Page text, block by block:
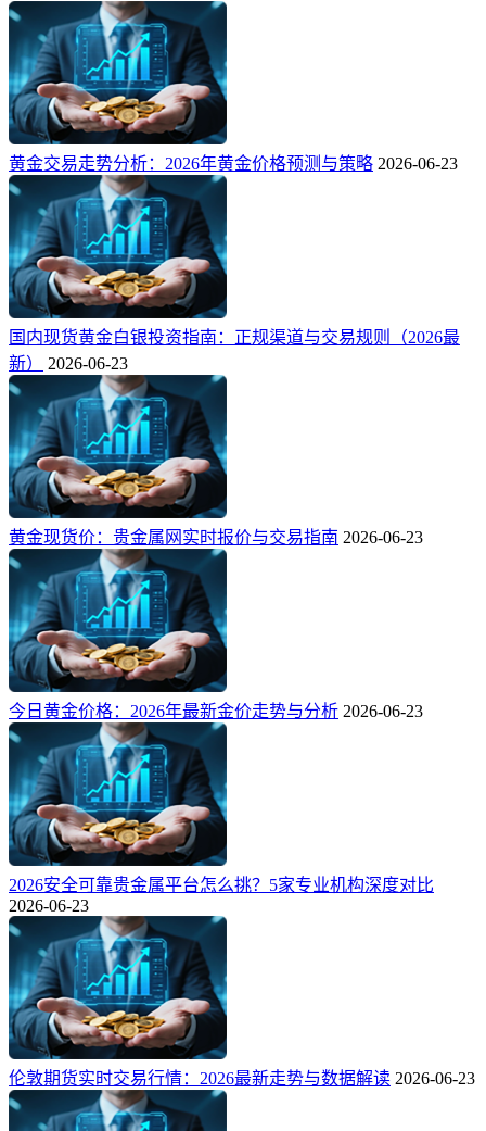
黄金交易走势分析：2026年黄金价格预测与策略 2026-06-23
国内现货黄金白银投资指南：正规渠道与交易规则（2026最
新）
2026-06-23
黄金现货价：贵金属网实时报价与交易指南 2026-06-23
今日黄金价格：2026年最新金价走势与分析 2026-06-23
2026安全可靠贵金属平台怎么挑？5家专业机构深度对比
2026-06-23
伦敦期货实时交易行情：2026最新走势与数据解读 2026-06-23